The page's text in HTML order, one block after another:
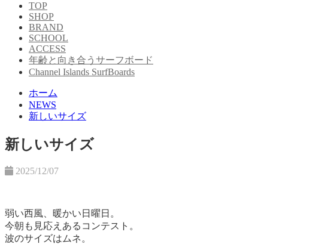
TOP
SHOP
BRAND
SCHOOL
ACCESS
年齢と向き合うサーフボード
Channel Islands SurfBoards
ホーム
NEWS
新しいサイズ
新しいサイズ
2025/12/07
弱い西風、暖かい日曜日。
今朝も見応えあるコンテスト。
波のサイズはムネ。